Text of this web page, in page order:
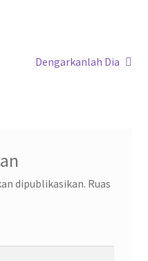
Next
Dengarkanlah Dia
dipublikasikan. Ruas